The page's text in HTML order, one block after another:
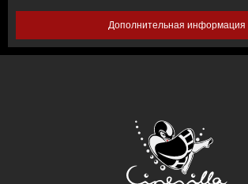
Дополнительная информация